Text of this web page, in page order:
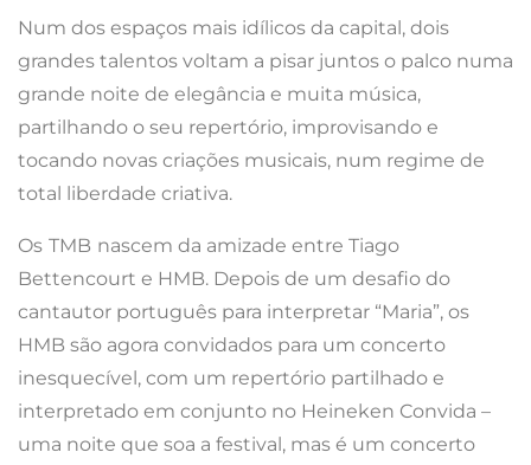
Num dos espaços mais idílicos da capital, dois
grandes talentos voltam a pisar juntos o palco numa
grande noite de elegância e muita música,
partilhando o seu repertório, improvisando e
tocando novas criações musicais, num regime de
total liberdade criativa.
Os TMB nascem da amizade entre Tiago
Bettencourt e HMB. Depois de um desafio do
cantautor português para interpretar “Maria”, os
HMB são agora convidados para um concerto
inesquecível, com um repertório partilhado e
interpretado em conjunto no Heineken Convida –
uma noite que soa a festival, mas é um concerto